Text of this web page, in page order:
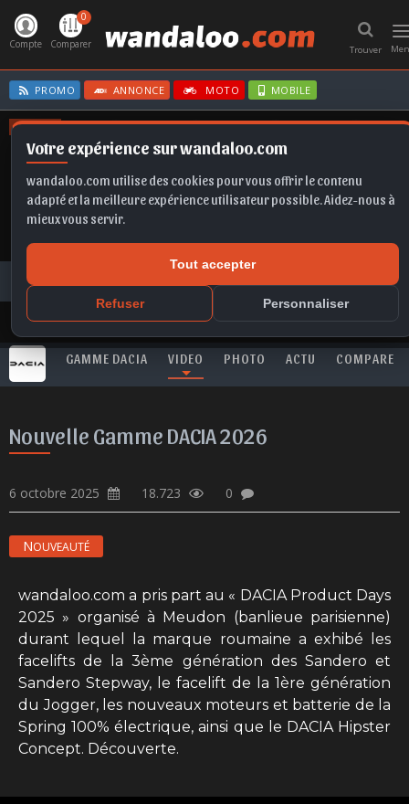
Votre expérience sur wandaloo.com
wandaloo.com utilise des cookies pour vous offrir le contenu
adapté et la meilleure expérience utilisateur possible. Aidez-nous à
mieux vous servir.
Tout accepter
Refuser Personnaliser
Trouver
Compte
0
Comparer
PROMO ANNONCE MOTO MOBILE
OFFRES
IBIZA A6
DACIA
Jogger HEV
Nouvelle Gamme DACIA 2026
GAMME DACIA VIDEO PHOTO ACTU COMPARER
Nouvelle Gamme DACIA 2026
6 octobre 2025 18.723 0
NOUVEAUTÉ
wandaloo.com a pris part au « DACIA Product Days
2025 » organisé à Meudon (banlieue parisienne)
durant lequel la marque roumaine a exhibé les
facelifts de la 3ème génération des Sandero et
Sandero Stepway, le facelift de la 1ère génération
du Jogger, les nouveaux moteurs et batterie de la
Spring 100% électrique, ainsi que le DACIA Hipster
Concept. Découverte.